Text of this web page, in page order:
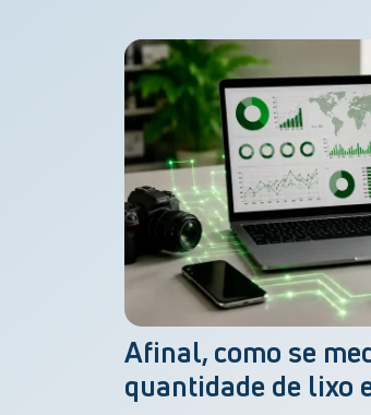
Afinal, como se
quantidade de lixo